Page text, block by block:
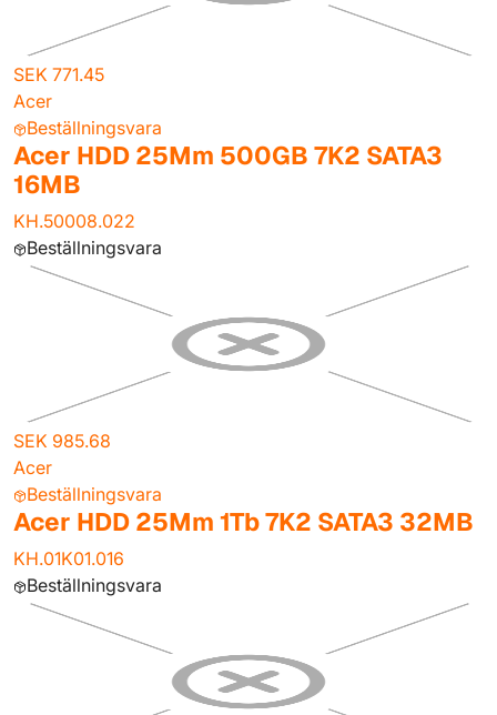
SEK 771.45
Acer
Beställningsvara
Acer HDD 25Mm 500GB 7K2 SATA3
16MB
KH.50008.022
Beställningsvara
SEK 985.68
Acer
Beställningsvara
Acer HDD 25Mm 1Tb 7K2 SATA3 32MB
KH.01K01.016
Beställningsvara